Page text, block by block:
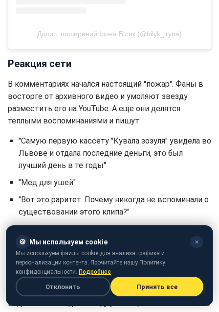
Допис, поширений Ірина Білик (@bilyk_iryna)
Реакция сети
В комментариях начался настоящий "пожар". Фаны в
восторге от архивного видео и умоляют звезду
разместить его на YouTube. А еще они делятся
теплыми воспоминаниями и пишут:
"Самую первую кассету "Кувала зозуля" увидела во
Львове и отдала последние деньги, это был
лучший день в те годы"
"Мед для ушей"
"Вот это раритет. Почему никогда не вспоминали о
существовании этого клипа?"
"Круто".
Кстати, впоследствии Билык выполнила просьбу
фанов и все же разместила его не только в Instagram.
Возможно, позже певица расскажет историю этого
видео или же поделится другими архивными клипами.
🍪 Мы используем cookie ✕
Мы используем файлы cookie для анализа трафика и
персонализации контента. Прочитайте нашу Политику
конфиденциальности. Подробнее
Отклонить Принять все